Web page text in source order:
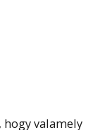
valamely